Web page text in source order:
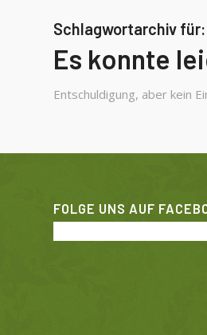
Schlagwortarchiv für:
Es konnte
Entschuldigung, aber kein
FOLGE UNS AUF